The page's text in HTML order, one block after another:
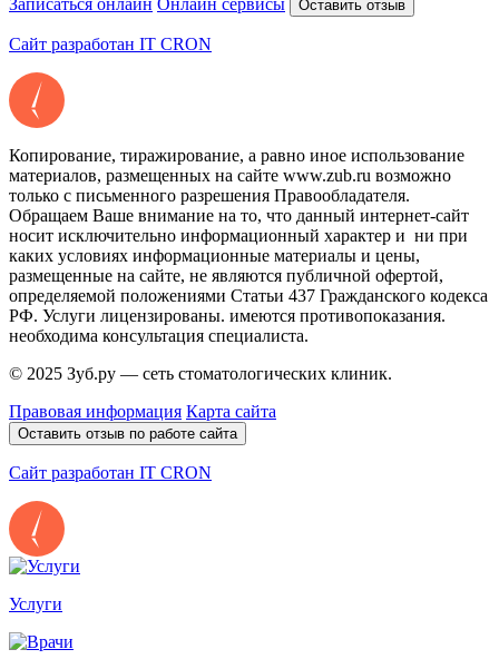
Записаться онлайн Онлайн сервисы Оставить отзыв
Сайт разработан IT CRON
Копирование, тиражирование, а равно иное использование
материалов, размещенных на сайте www.zub.ru возможно
только с письменного разрешения Правообладателя.
Обращаем Ваше внимание на то, что данный интернет-сайт
носит исключительно информационный характер и ни при
каких условиях информационные материалы и цены,
размещенные на сайте, не являются публичной офертой,
определяемой положениями Статьи 437 Гражданского кодекса
РФ. Услуги лицензированы. имеются противопоказания.
необходима консультация специалиста.
© 2025 Зуб.ру — сеть стоматологических клиник.
Правовая информация Карта сайта
Оставить отзыв по работе сайта
Сайт разработан IT CRON
Услуги